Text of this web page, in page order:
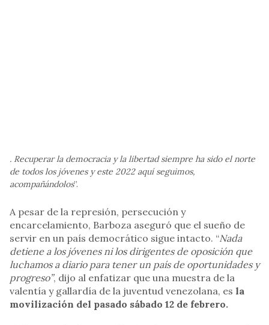
. Recuperar la democracia y la libertad siempre ha sido el norte
de todos los jóvenes y este 2022 aquí seguimos,
acompañándolos”.
A pesar de la represión, persecución y
encarcelamiento, Barboza aseguró que el sueño de
servir en un país democrático sigue intacto. “Nada
detiene a los jóvenes ni los dirigentes de oposición que
luchamos a diario para tener un país de oportunidades y
progreso”, dijo al enfatizar que una muestra de la
valentía y gallardía de la juventud venezolana, es la
movilización del pasado sábado 12 de febrero.